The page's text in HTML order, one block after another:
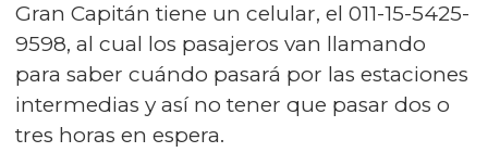
Gran Capitán tiene un celular, el 011-15-5425-
9598, al cual los pasajeros van llamando
para saber cuándo pasará por las estaciones
intermedias y así no tener que pasar dos o
tres horas en espera.